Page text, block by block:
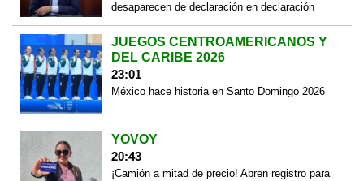
desaparecen de declaración en declaración
JUEGOS CENTROAMERICANOS Y
DEL CARIBE 2026
23:01
México hace historia en Santo Domingo 2026
YOVOY
20:43
¡Camión a mitad de precio! Abren registro para